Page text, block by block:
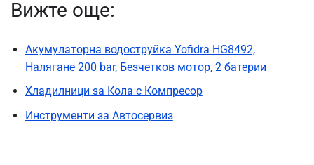
Вижте още:
Акумулаторна водоструйка Yofidra HG8492,
Налягане 200 bar, Безчетков мотор, 2 батерии
Хладилници за Кола с Компресор
Инструменти за Автосервиз